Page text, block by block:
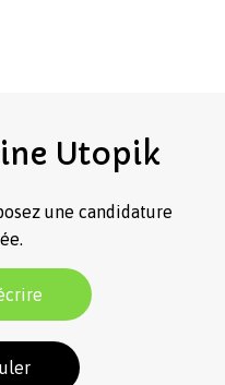
Utopik
une candidature